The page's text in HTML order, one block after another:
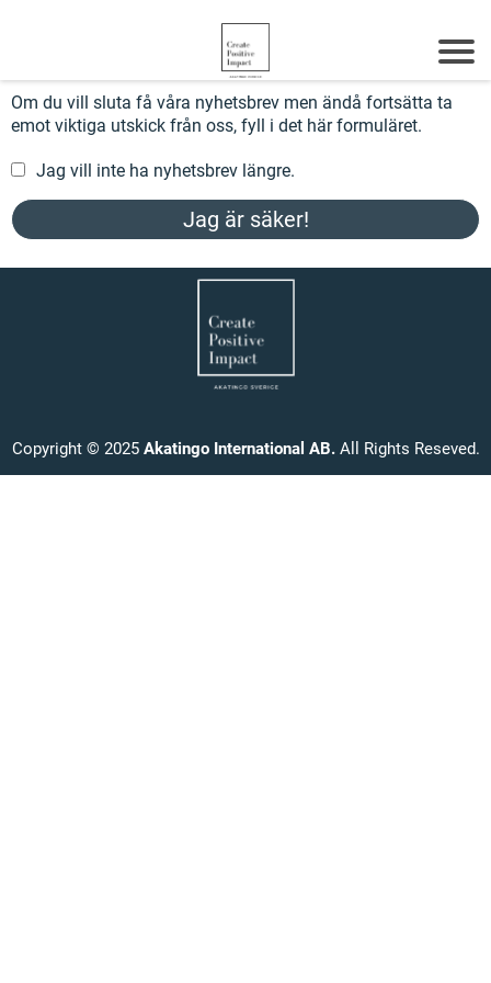
Om du vill sluta få våra nyhetsbrev men ändå fortsätta ta
emot viktiga utskick från oss, fyll i det här formuläret.
Jag vill inte ha nyhetsbrev längre.
Jag är säker!
Copyright © 2025 Akatingo International AB.All Rights Reseved.